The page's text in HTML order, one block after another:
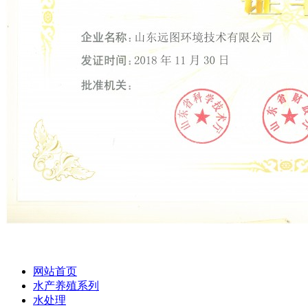
网站首页
水产养殖系列
水处理